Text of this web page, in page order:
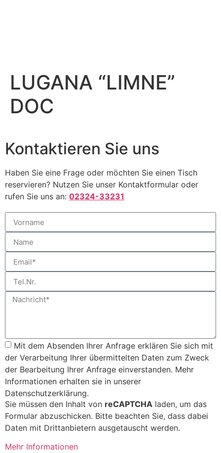
LUGANA “LIMNE”
DOC
Kontaktieren Sie uns
Haben Sie eine Frage oder möchten Sie einen Tisch
reservieren? Nutzen Sie unser Kontaktformular oder
rufen Sie uns an: 02324-33231
Mit dem Absenden Ihrer Anfrage erklären Sie sich mit
der Verarbeitung Ihrer übermittelten Daten zum Zweck
der Bearbeitung Ihrer Anfrage einverstanden. Mehr
Informationen erhalten sie in unserer
Datenschutzerklärung.
Sie müssen den Inhalt von reCAPTCHA laden, um das
Formular abzuschicken. Bitte beachten Sie, dass dabei
Daten mit Drittanbietern ausgetauscht werden.
Mehr Informationen